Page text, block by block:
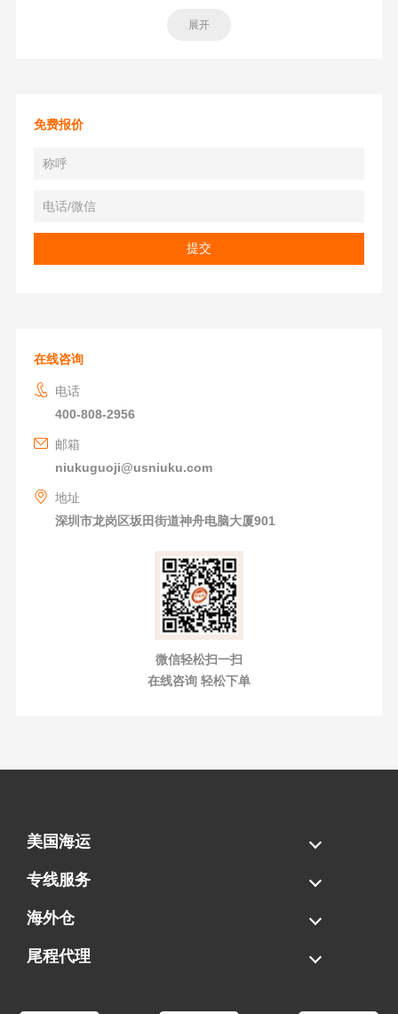
展开
免费报价
在线咨询
电话
400-808-2956
邮箱
niukuguoji@usniuku.com
地址
深圳市龙岗区坂田街道神舟电脑大厦901
微信轻松扫一扫
在线咨询 轻松下单
美国海运
海运拼柜
海运整柜
美国海卡
加拿大海运
专线服务
FBA专线直送
超大件专线
AWD专线
电池专线
海外仓
一件代发
FBA中转
贴标换标
拆柜/存储
尾程代理